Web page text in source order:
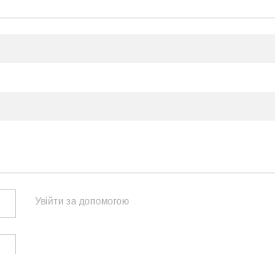
Увійти за допомогою